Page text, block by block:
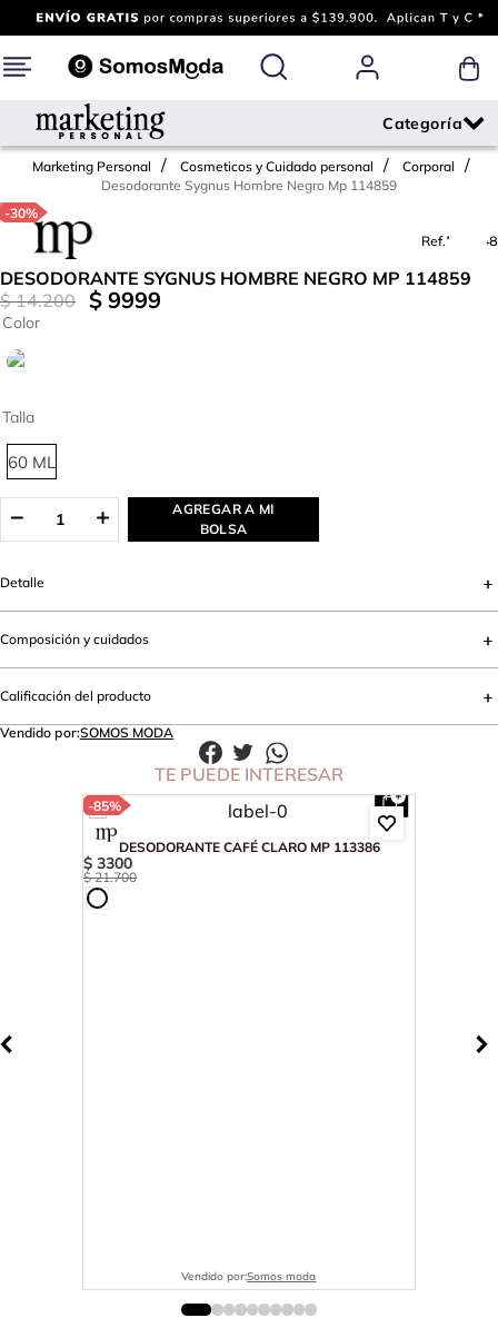
Marketing Personal Cosmeticos y Cuidado personal
Corporal
Desodorante Sygnus Hombre Negro Mp 114859
-30%
Ref.793848
DESODORANTE SYGNUS HOMBRE NEGRO MP 114859
$ 14.200 $ 9999
Talla
60 ML
Color
AGREGAR A MI
BOLSA
Detalle
Composición y cuidados
Calificación del producto
Vendido por:SOMOS MODA
TE PUEDE INTERESAR
-85%
DESODORANTE CAFÉ CLARO MP 113386
$ 3300
$ 21.700
Vendido por:Somos moda